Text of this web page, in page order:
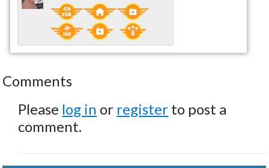
Comments
Please log in or register to post a
comment.